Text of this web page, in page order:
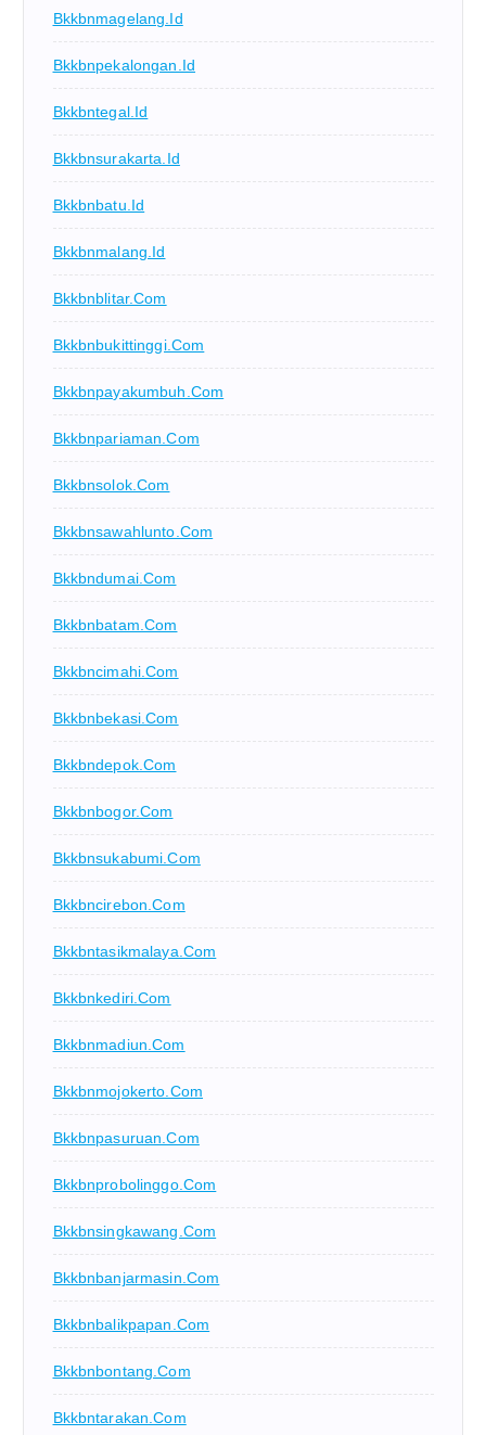
Bkkbnmagelang.id
Bkkbnpekalongan.id
Bkkbntegal.id
Bkkbnsurakarta.id
Bkkbnbatu.id
Bkkbnmalang.id
Bkkbnblitar.com
Bkkbnbukittinggi.com
Bkkbnpayakumbuh.com
Bkkbnpariaman.com
Bkkbnsolok.com
Bkkbnsawahlunto.com
Bkkbndumai.com
Bkkbnbatam.com
Bkkbncimahi.com
Bkkbnbekasi.com
Bkkbndepok.com
Bkkbnbogor.com
Bkkbnsukabumi.com
Bkkbncirebon.com
Bkkbntasikmalaya.com
Bkkbnkediri.com
Bkkbnmadiun.com
Bkkbnmojokerto.com
Bkkbnpasuruan.com
Bkkbnprobolinggo.com
Bkkbnsingkawang.com
Bkkbnbanjarmasin.com
Bkkbnbalikpapan.com
Bkkbnbontang.com
Bkkbntarakan.com